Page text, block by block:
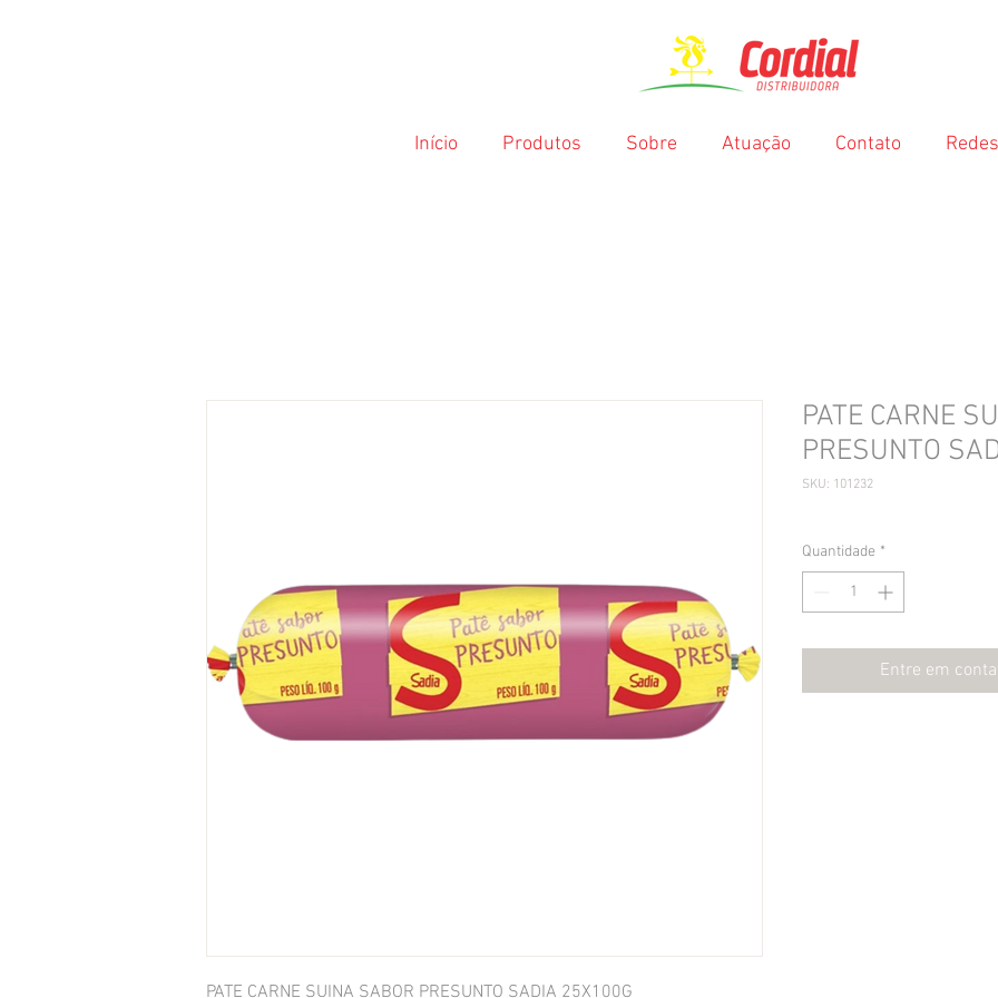
Início Produtos Sobre Atuação Contato
PATE CARNE SUINA SABOR PRESUNTO SADIA 25X100G
PATE CARNE
PRESUNTO
SKU: 101232
Quantidade *
Entre em